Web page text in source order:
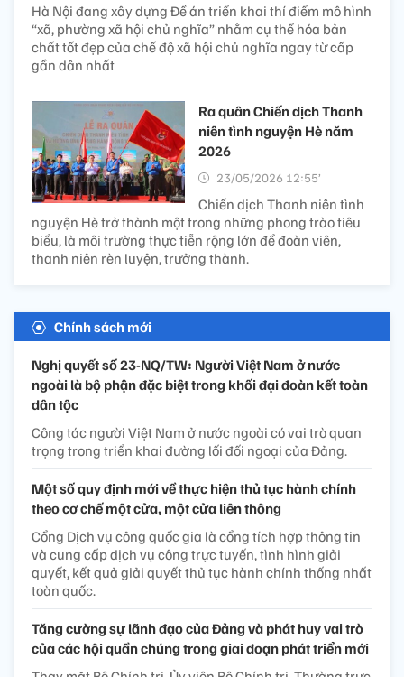
Hà Nội đang xây dựng Đề án triển khai thí điểm mô hình
“xã, phường xã hội chủ nghĩa” nhằm cụ thể hóa bản
chất tốt đẹp của chế độ xã hội chủ nghĩa ngay từ cấp
gần dân nhất
Ra quân Chiến dịch Thanh
niên tình nguyện Hè năm
2026
23/05/2026 12:55’
Chiến dịch Thanh niên tình
nguyện Hè trở thành một trong những phong trào tiêu
biểu, là môi trường thực tiễn rộng lớn để đoàn viên,
thanh niên rèn luyện, trưởng thành.
Chính sách mới
Nghị quyết số 23-NQ/TW: Người Việt Nam ở nước
ngoài là bộ phận đặc biệt trong khối đại đoàn kết toàn
dân tộc
Công tác người Việt Nam ở nước ngoài có vai trò quan
trọng trong triển khai đường lối đối ngoại của Đảng.
Một số quy định mới về thực hiện thủ tục hành chính
theo cơ chế một cửa, một cửa liên thông
Cổng Dịch vụ công quốc gia là cổng tích hợp thông tin
và cung cấp dịch vụ công trực tuyến, tình hình giải
quyết, kết quả giải quyết thủ tục hành chính thống nhất
toàn quốc.
Tăng cường sự lãnh đạo của Đảng và phát huy vai trò
của các hội quần chúng trong giai đoạn phát triển mới